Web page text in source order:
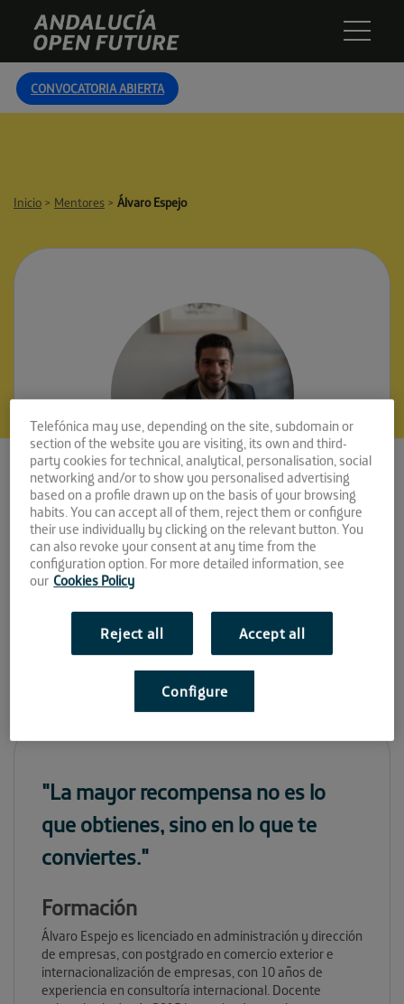
content
Andalucía
Open
Future
CONVOCATORIA ABIERTA
Inicio > Mentores > Álvaro Espejo
Álvaro Espejo
Estrategia e
Internacionalización
Espacio:
"La mayor recompensa no es lo
que obtienes, sino en lo que te
conviertes."
Formación
Álvaro Espejo es licenciado en administración y dirección
de empresas, con postgrado en comercio exterior e
internacionalización de empresas, con 10 años de
experiencia en consultoría internacional. Docente
Telefónica may use, depending on the site, subdomain or
section of the website you are visiting, its own and third-
party cookies for technical, analytical, personalisation, social
networking and/or to show you personalised advertising
based on a profile drawn up on the basis of your browsing
habits. You can accept all of them, reject them or configure
their use individually by clicking on the relevant button. You
can also revoke your consent at any time from the
configuration option. For more detailed information, see
our Cookies Policy
Reject all Accept all
Configure